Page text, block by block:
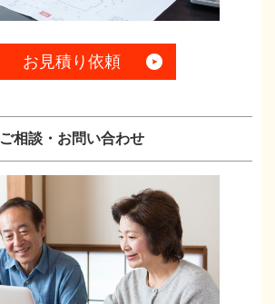
お見積り依頼
ご相談・お問い合わせ